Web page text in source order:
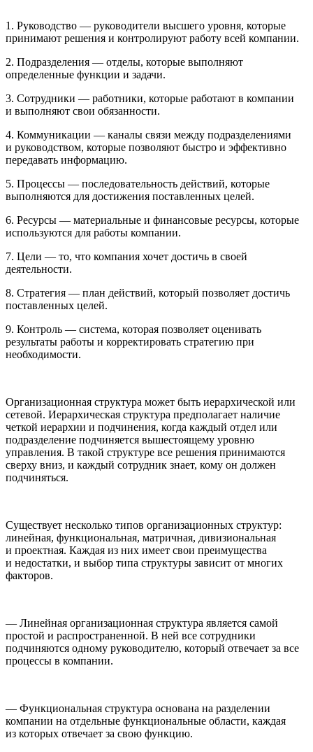
1. Руководство — руководители высшего уровня, которые
принимают решения и контролируют работу всей компании.
2. Подразделения — отделы, которые выполняют
определенные функции и задачи.
3. Сотрудники — работники, которые работают в компании
и выполняют свои обязанности.
4. Коммуникации — каналы связи между подразделениями
и руководством, которые позволяют быстро и эффективно
передавать информацию.
5. Процессы — последовательность действий, которые
выполняются для достижения поставленных целей.
6. Ресурсы — материальные и финансовые ресурсы, которые
используются для работы компании.
7. Цели — то, что компания хочет достичь в своей
деятельности.
8. Стратегия — план действий, который позволяет достичь
поставленных целей.
9. Контроль — система, которая позволяет оценивать
результаты работы и корректировать стратегию при
необходимости.
Организационная структура может быть иерархической или
сетевой. Иерархическая структура предполагает наличие
четкой иерархии и подчинения, когда каждый отдел или
подразделение подчиняется вышестоящему уровню
управления. В такой структуре все решения принимаются
сверху вниз, и каждый сотрудник знает, кому он должен
подчиняться.
Существует несколько типов организационных структур:
линейная, функциональная, матричная, дивизиональная
и проектная. Каждая из них имеет свои преимущества
и недостатки, и выбор типа структуры зависит от многих
факторов.
— Линейная организационная структура является самой
простой и распространенной. В ней все сотрудники
подчиняются одному руководителю, который отвечает за все
процессы в компании.
— Функциональная структура основана на разделении
компании на отдельные функциональные области, каждая
из которых отвечает за свою функцию.